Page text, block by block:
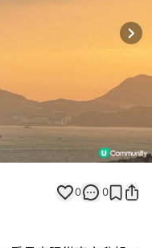
0 0